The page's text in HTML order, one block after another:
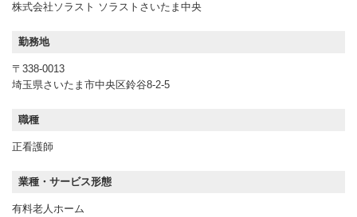
株式会社ソラスト ソラストさいたま中央
勤務地
〒338-0013
埼玉県さいたま市中央区鈴谷8-2-5
職種
正看護師
業種・サービス形態
有料老人ホーム